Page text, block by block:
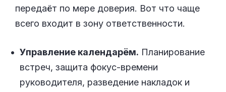
передаёт по мере доверия. Вот что чаще
всего входит в зону ответственности.
Управление календарём. Планирование
встреч, защита фокус-времени
руководителя, разведение накладок и